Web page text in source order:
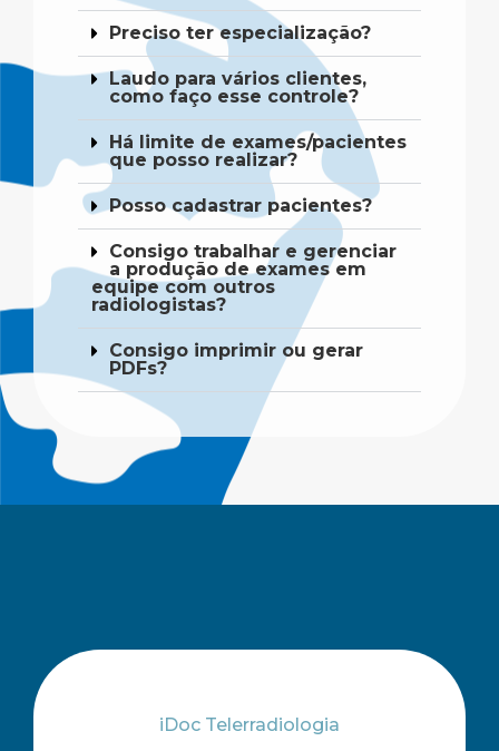
Preciso ter especialização?
Laudo para vários clientes,
como faço esse controle?
Há limite de exames/pacientes
que posso realizar?
Posso cadastrar pacientes?
Consigo trabalhar e gerenciar
a produção de exames em
equipe com outros
radiologistas?
Consigo imprimir ou gerar
PDFs?
iDoc Telerradiologia